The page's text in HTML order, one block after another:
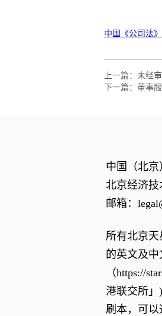
上一篇： 未经
下一篇： 董事
中国（北京
北京经济技
邮箱：
所有北京
的英文及
（https://
港联交所」
刷本，可以